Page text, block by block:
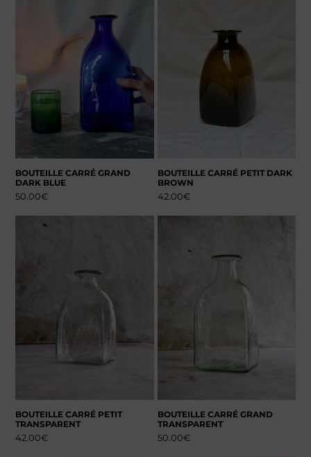
BOUTEILLE CARRÉ GRAND
DARK BLUE
50.00€
BOUTEILLE CARRÉ PETIT DARK
BROWN
42.00€
BOUTEILLE CARRÉ PETIT
TRANSPARENT
42.00€
BOUTEILLE CARRÉ GRAND
TRANSPARENT
50.00€